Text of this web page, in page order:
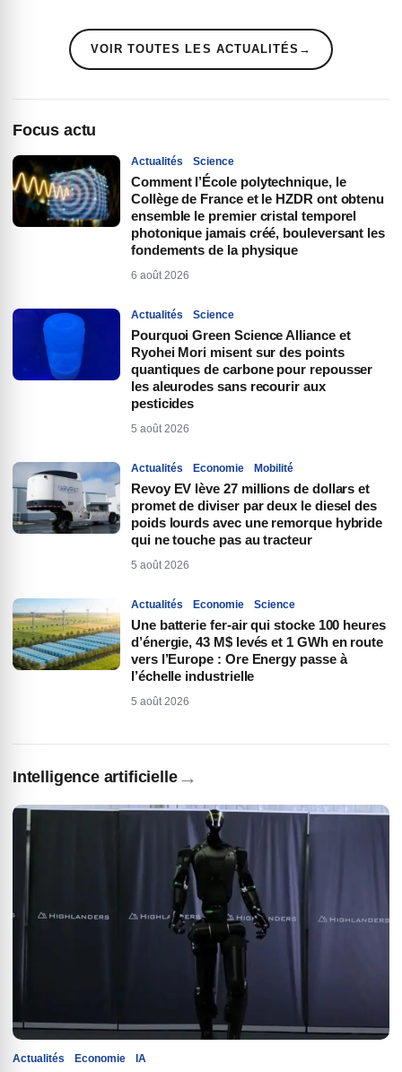
VOIR TOUTES LES ACTUALITÉS →
Focus actu
Actualités Science
Comment l’École polytechnique, le
Collège de France et le HZDR ont obtenu
ensemble le premier cristal temporel
photonique jamais créé, bouleversant les
fondements de la physique
6 août 2026
Actualités Science
Pourquoi Green Science Alliance et
Ryohei Mori misent sur des points
quantiques de carbone pour repousser
les aleurodes sans recourir aux
pesticides
5 août 2026
Actualités Economie Mobilité
Revoy EV lève 27 millions de dollars et
promet de diviser par deux le diesel des
poids lourds avec une remorque hybride
qui ne touche pas au tracteur
5 août 2026
Actualités Economie Science
Une batterie fer-air qui stocke 100 heures
d’énergie, 43 M$ levés et 1 GWh en route
vers l’Europe : Ore Energy passe à
l’échelle industrielle
5 août 2026
Intelligence artificielle→
Actualités Economie IA